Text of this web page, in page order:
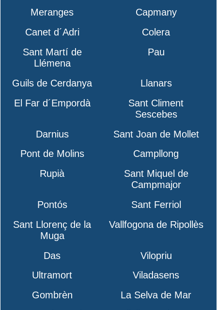
Meranges
Capmany
Canet d´Adri
Colera
Sant Martí de
Llémena
Pau
Guils de Cerdanya
Llanars
El Far d´Empordà
Sant Climent
Sescebes
Darnius
Sant Joan de Mollet
Pont de Molins
Campllong
Rupià
Sant Miquel de
Campmajor
Pontós
Sant Ferriol
Sant Llorenç de la
Muga
Vallfogona de Ripollès
Das
Vilopriu
Ultramort
Viladasens
Gombrèn
La Selva de Mar